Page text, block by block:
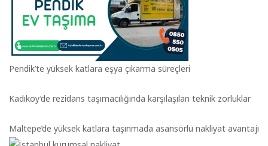
Pendik’te yüksek katlara eşya çıkarma süreçleri
Kadıköy’de rezidans taşımacılığında karşılaşılan teknik zorluklar
Maltepe’de yüksek katlara taşınmada asansörlü nakliyat avantajı